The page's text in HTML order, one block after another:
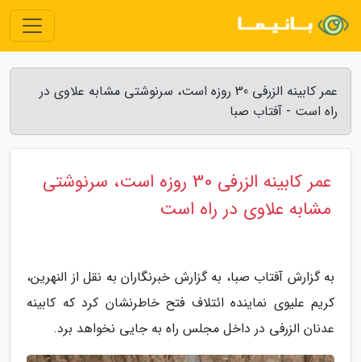
عمر کابینه الزرفی 30 روزه است، سرنوشتی مشابه علاوی در
راه است - آفتاب صبا
عمر کابینه الزرفی 30 روزه است، سرنوشتی
مشابه علاوی در راه است
به گزارش آفتاب صبا، به گزارش خبرنگاران به نقل از النهرین،
کریم علیوی نماینده ائتلاف فتح خاطرنشان کرد که کابینه
عدنان الزرفی در داخل مجلس راه به جایی نخواهد برد.